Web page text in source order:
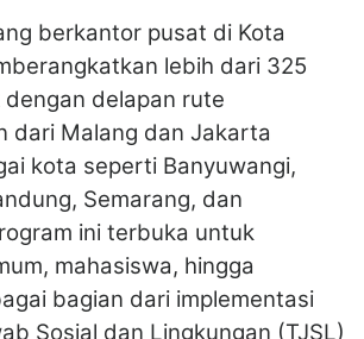
berkantor pusat di Kota
lebih dari 325
delapan rute
dari Malang dan Jakarta
kota seperti Banyuwangi,
Semarang, dan
ini terbuka untuk
mahasiswa, hingga
bagian dari implementasi
Sosial dan Lingkungan (TJSL)